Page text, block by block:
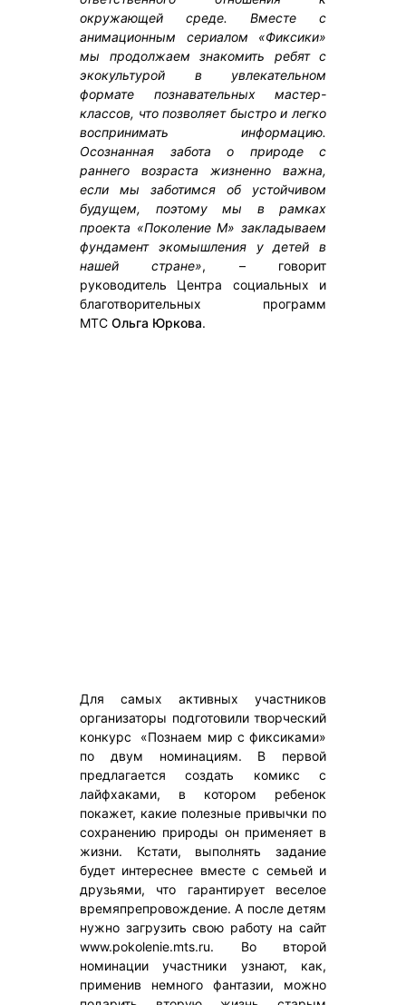
окружающей среде. Вместе с
анимационным сериалом «Фиксики»
мы продолжаем знакомить ребят с
экокультурой в увлекательном
формате познавательных мастер-
классов, что позволяет быстро и легко
воспринимать информацию.
Осознанная забота о природе с
раннего возраста жизненно важна,
если мы заботимся об устойчивом
будущем, поэтому мы в рамках
проекта «Поколение М» закладываем
фундамент экомышления у детей в
нашей стране», – говорит
руководитель Центра социальных и
благотворительных программ
МТС Ольга Юркова.
Для самых активных участников
организаторы подготовили творческий
конкурс «Познаем мир с фиксиками»
по двум номинациям. В первой
предлагается создать комикс с
лайфхаками, в котором ребенок
покажет, какие полезные привычки по
сохранению природы он применяет в
жизни. Кстати, выполнять задание
будет интереснее вместе с семьей и
друзьями, что гарантирует веселое
времяпрепровождение. А после детям
нужно загрузить свою работу на сайт
www.pokolenie.mts.ru. Во второй
номинации участники узнают, как,
применив немного фантазии, можно